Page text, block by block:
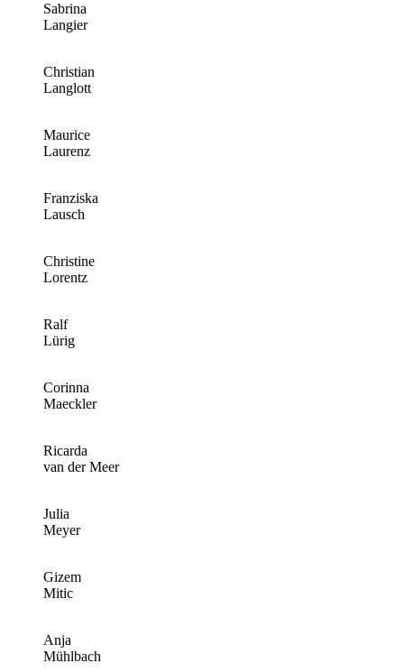
Sabrina
Langier
Christian
Langlott
Maurice
Laurenz
Franziska
Lausch
Christine
Lorentz
Ralf
Lürig
Corinna
Maeckler
Ricarda
van der Meer
Julia
Meyer
Gizem
Mitic
Anja
Mühlbach